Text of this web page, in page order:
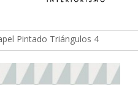
PROYECTOS
Pintado Triángulos 4